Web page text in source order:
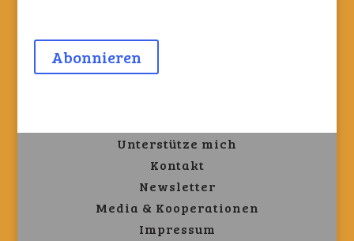
Abonnieren
Unterstütze mich
Kontakt
Newsletter
Media & Kooperationen
Impressum